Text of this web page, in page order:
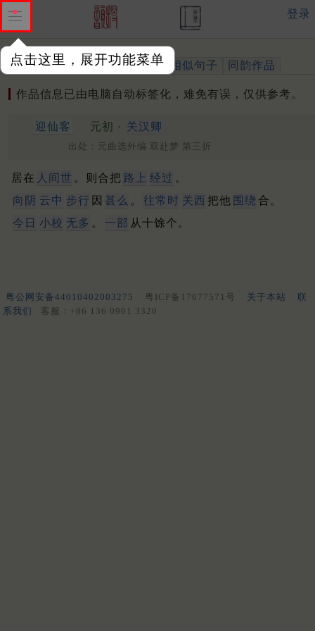
点击这里，展开功能菜单
登录
作品 标注四声 出处、引用 相似句子 同韵作品
作品信息已由电脑自动标签化，难免有误，仅供参考。
迎仙客 元初 · 关汉卿
出处：元曲选外编 双赴梦 第三折
居在 人间世 。则合把 路上 经过 。
向阴 云中 步行 因 甚么 。 往常时 关西 把他 围绕 合。
今日 小校 无多 。 一部 从十馀个。
粤公网安备44010402003275 粤ICP备17077571号 关于本站
联
系我们
客服：+86 136 0901 3320